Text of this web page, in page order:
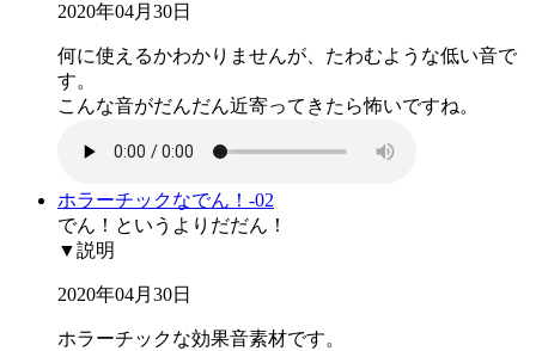
2020年04月30日
何に使えるかわかりませんが、たわむような低い音で
す。
こんな音がだんだん近寄ってきたら怖いですね。
ホラーチックなでん！-02
でん！というよりだだん！
▼説明
2020年04月30日
ホラーチックな効果音素材です。